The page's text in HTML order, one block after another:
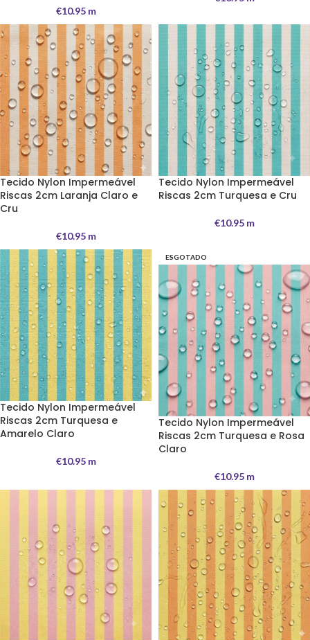
€10.95m
Tecido Nylon Impermeável
Riscas 2cm Laranja Claro e
Cru
€10.95m
Tecido Nylon Impermeável
Riscas 2cm Turquesa e Cru
€10.95m
Tecido Nylon Impermeável
Riscas 2cm Turquesa e
Amarelo Claro
€10.95m
ESGOTADO
Tecido Nylon Impermeável
Riscas 2cm Turquesa e Rosa
Claro
€10.95m